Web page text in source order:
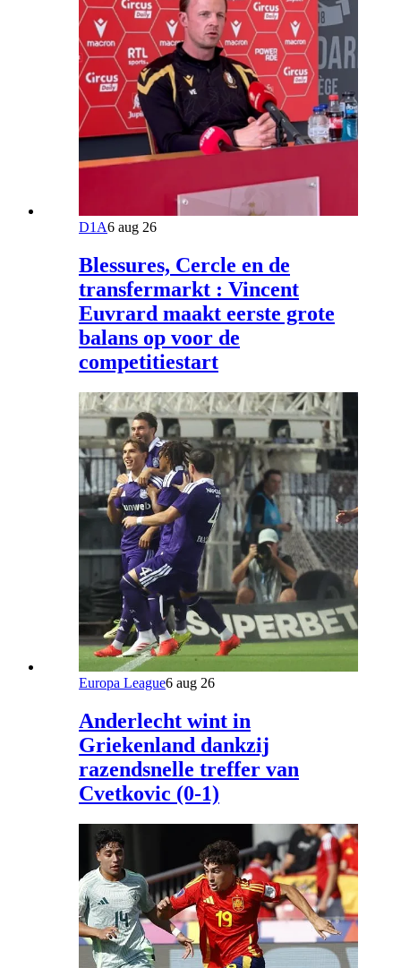
D1A6 aug 26
Blessures, Cercle en de
transfermarkt : Vincent
Euvrard maakt eerste grote
balans op voor de
competitiestart
Europa League6 aug 26
Anderlecht wint in
Griekenland dankzij
razendsnelle treffer van
Cvetkovic (0-1)